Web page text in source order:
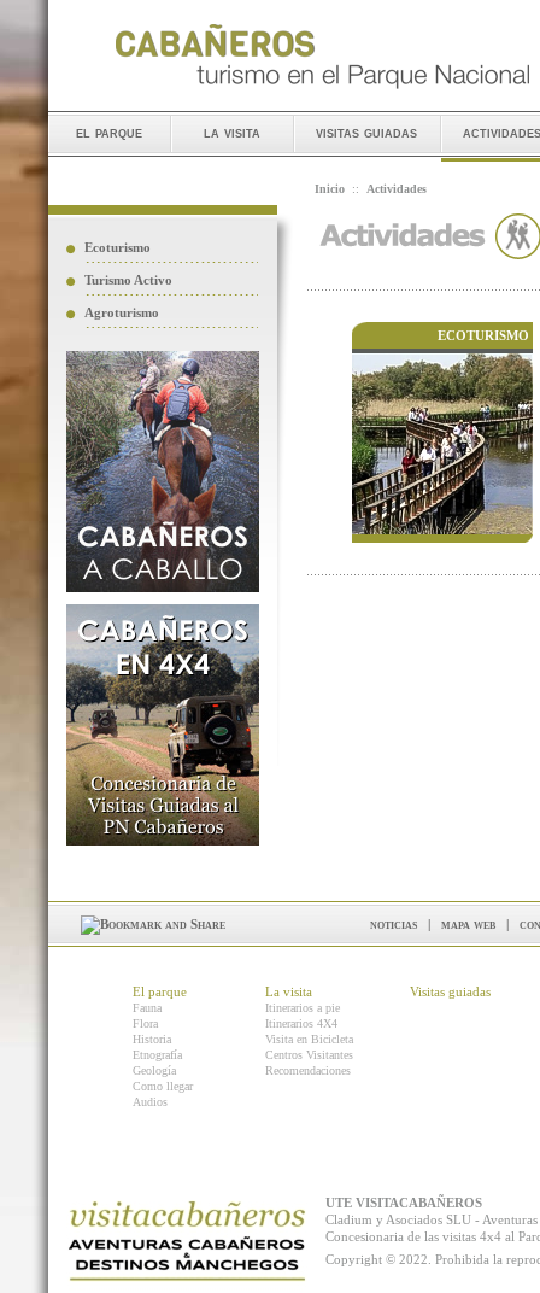
el parque la visita visitas guiadas actividades
Ecoturismo
Turismo Activo
Agroturismo
Inicio :: Actividades
ECOTURISMO
noticias | mapa web |
El parque
Fauna
Flora
Historia
Etnografía
Geología
Como llegar
Audios
La visita
Itinerarios a pie
Itinerarios 4X4
Visita en Bicicleta
Centros Visitantes
Recomendaciones
Visitas guiadas
UTE VISITACABAÑEROS
Cladium y Asociados SLU -
Concesionaria de las visitas 4x4 al
Copyright © 2022. Prohibida la